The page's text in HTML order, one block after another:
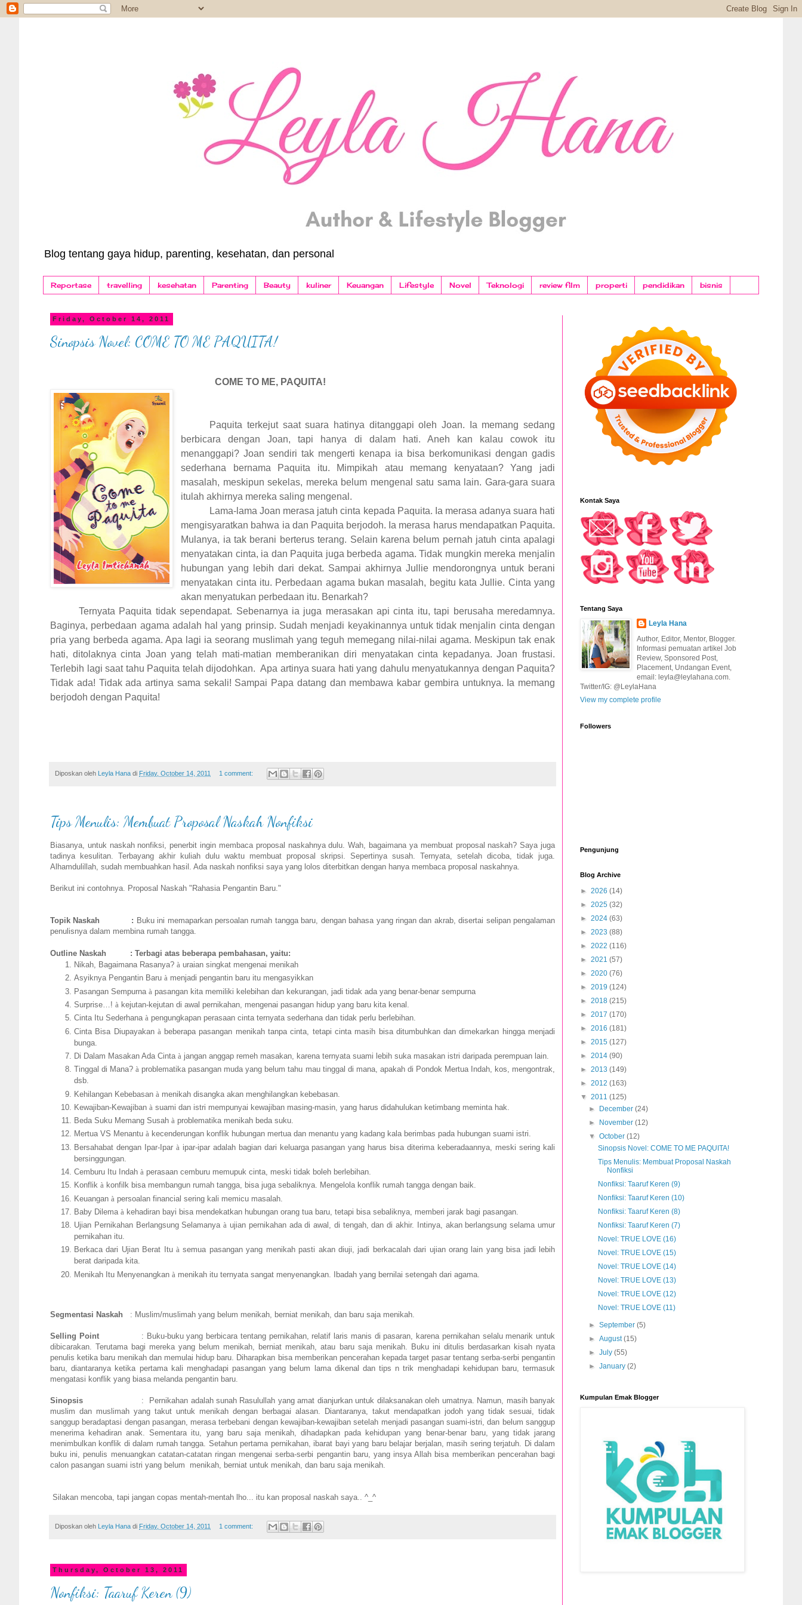
Blog tentang gaya hidup, parenting, kesehatan, dan personal
Reportase travelling kesehatan Parenting Beauty kuliner Keuangan Lifestyle Novel Teknologi review film properti pendidikan bisnis
Friday, October 14, 2011
Sinopsis Novel: COME TO ME PAQUITA!
COME TO ME, PAQUITA!
Paquita terkejut saat suara hatinya ditanggapi oleh Joan. Ia memang sedang
berbicara dengan Joan, tapi hanya di dalam hati. Aneh kan kalau cowok itu
menanggapi? Joan sendiri tak mengerti kenapa ia bisa berkomunikasi dengan gadis
sederhana bernama Paquita itu. Mimpikah atau memang kenyataan? Yang jadi
masalah, meskipun sekelas, mereka belum mengenal satu sama lain. Gara-gara suara
itulah akhirnya mereka saling mengenal.
Lama-lama Joan merasa jatuh cinta kepada Paquita. Ia merasa adanya suara hati
mengisyaratkan bahwa ia dan Paquita berjodoh. Ia merasa harus mendapatkan Paquita.
Mulanya, ia tak berani berterus terang. Selain karena belum pernah jatuh cinta apalagi
menyatakan cinta, ia dan Paquita juga berbeda agama. Tidak mungkin mereka menjalin
hubungan yang lebih dari dekat. Sampai akhirnya Jullie mendorongnya untuk berani
menyatakan cinta itu. Perbedaan agama bukan masalah, begitu kata Jullie. Cinta yang
akan menyatukan perbedaan itu. Benarkah?
Ternyata Paquita tidak sependapat. Sebenarnya ia juga merasakan api cinta itu, tapi berusaha meredamnya.
Baginya, perbedaan agama adalah hal yang prinsip. Sudah menjadi keyakinannya untuk tidak menjalin cinta dengan
pria yang berbeda agama. Apa lagi ia seorang muslimah yang teguh memegang nilai-nilai agama. Meskipun tak enak
hati, ditolaknya cinta Joan yang telah mati-matian memberanikan diri menyatakan cinta kepadanya. Joan frustasi.
Terlebih lagi saat tahu Paquita telah dijodohkan. Apa artinya suara hati yang dahulu menyatukannya dengan Paquita?
Tidak ada! Tidak ada artinya sama sekali! Sampai Papa datang dan membawa kabar gembira untuknya. Ia memang
berjodoh dengan Paquita!
Diposkan oleh Leyla Hana di Friday, October 14, 2011 1 comment:
Tips Menulis: Membuat Proposal Naskah Nonfiksi
Biasanya, untuk naskah nonfiksi, penerbit ingin membaca proposal naskahnya dulu. Wah, bagaimana ya membuat proposal naskah? Saya juga
tadinya kesulitan. Terbayang akhir kuliah dulu waktu membuat proposal skripsi. Sepertinya susah. Ternyata, setelah dicoba, tidak juga.
Alhamdulillah, sudah membuahkan hasil. Ada naskah nonfiksi saya yang lolos diterbitkan dengan hanya membaca proposal naskahnya.
Berikut ini contohnya. Proposal Naskah "Rahasia Pengantin Baru."
Topik Naskah : Buku ini memaparkan persoalan rumah tangga baru, dengan bahasa yang ringan dan akrab, disertai selipan pengalaman
penulisnya dalam membina rumah tangga.
Outline Naskah
: Terbagi atas beberapa pembahasan, yaitu:
Nikah, Bagaimana Rasanya? à uraian singkat mengenai menikah
Asyiknya Pengantin Baru à menjadi pengantin baru itu mengasyikkan
Pasangan Sempurna à pasangan kita memiliki kelebihan dan kekurangan, jadi tidak ada yang benar-benar sempurna
Surprise…! à kejutan-kejutan di awal pernikahan, mengenai pasangan hidup yang baru kita kenal.
Cinta Itu Sederhana à pengungkapan perasaan cinta ternyata sederhana dan tidak perlu berlebihan.
Cinta Bisa Diupayakan à beberapa pasangan menikah tanpa cinta, tetapi cinta masih bisa ditumbuhkan dan dimekarkan hingga menjadi
bunga.
Di Dalam Masakan Ada Cinta à jangan anggap remeh masakan, karena ternyata suami lebih suka masakan istri daripada perempuan lain.
Tinggal di Mana?à problematika pasangan muda yang belum tahu mau tinggal di mana, apakah di Pondok Mertua Indah, kos, mengontrak,
dsb.
Kehilangan Kebebasan à menikah disangka akan menghilangkan kebebasan.
Kewajiban-Kewajiban à suami dan istri mempunyai kewajiban masing-masin, yang harus didahulukan ketimbang meminta hak.
Beda Suku Memang Susah à problematika menikah beda suku.
Mertua VS Menantu à kecenderungan konflik hubungan mertua dan menantu yang kadang kala berimbas pada hubungan suami istri.
Bersahabat dengan Ipar-Ipar à ipar-ipar adalah bagian dari keluarga pasangan yang harus bisa diterima keberadaannya, meski sering kali
bersinggungan.
Cemburu Itu Indah à perasaan cemburu memupuk cinta, meski tidak boleh berlebihan.
Konflik à konfilk bisa membangun rumah tangga, bisa juga sebaliknya. Mengelola konflik rumah tangga dengan baik.
Keuangan à persoalan financial sering kali memicu masalah.
Baby Dilema à kehadiran bayi bisa mendekatkan hubungan orang tua baru, tetapi bisa sebaliknya, memberi jarak bagi pasangan.
Ujian Pernikahan Berlangsung Selamanyaà ujian pernikahan ada di awal, di tengah, dan di akhir. Intinya, akan berlangsung selama umur
pernikahan itu.
Berkaca dari Ujian Berat Ituà semua pasangan yang menikah pasti akan diuji, jadi berkacalah dari ujian orang lain yang bisa jadi lebih
berat daripada kita.
Menikah Itu Menyenangkan à menikah itu ternyata sangat menyenangkan. Ibadah yang bernilai setengah dari agama.
Segmentasi Naskah : Muslim/muslimah yang belum menikah, berniat menikah, dan baru saja menikah.
Selling Point
: Buku-buku yang berbicara tentang pernikahan, relatif laris manis di pasaran, karena pernikahan selalu menarik untuk
dibicarakan. Terutama bagi mereka yang belum menikah, berniat menikah, atau baru saja menikah. Buku ini ditulis berdasarkan kisah nyata
penulis ketika baru menikah dan memulai hidup baru. Diharapkan bisa memberikan pencerahan kepada target pasar tentang serba-serbi pengantin
baru, diantaranya ketika pertama kali menghadapi pasangan yang belum lama dikenal dan tips n trik menghadapi kehidupan baru, termasuk
mengatasi konflik yang biasa melanda pengantin baru
Sinopsis :
Pernikahan adalah sunah Rasulullah yang amat dianjurkan untuk dilaksanakan oleh umatnya. Namun, masih banyak
muslim dan muslimah yang takut untuk menikah dengan berbagai alasan. Diantaranya, takut mendapatkan jodoh yang tidak sesuai, tidak
sanggup beradaptasi dengan pasangan, merasa terbebani dengan kewajiban-kewajiban setelah menjadi pasangan suami-istri, dan belum sanggup
menerima kehadiran anak. Sementara itu, yang baru saja menikah, dihadapkan pada kehidupan yang benar-benar baru, yang tidak jarang
menimbulkan konflik di dalam rumah tangga. Setahun pertama pernikahan, ibarat bayi yang baru belajar berjalan, masih sering terjatuh . Di dalam
buku ini, penulis menuangkan catatan-catatan ringan mengenai serba-serbi pengantin baru, yang insya Allah bisa memberikan pencerahan bagi
calon pasangan suami istri yang belum
menikah, berniat untuk menikah, dan baru saja menikah.
Silakan mencoba, tapi jangan copas mentah-mentah lho... itu kan proposal naskah saya.. ^_^
Diposkan oleh Leyla Hana di Friday, October 14, 2011 1 comment:
Thursday, October 13, 2011
Nonfiksi: Taaruf Keren (9)
Kontak Saya
Tentang Saya
Leyla Hana
Author, Editor, Mentor, Blogger.
Informasi pemuatan artikel Job
Review, Sponsored Post,
Placement, Undangan Event,
email: leyla@leylahana.com.
Twitter/IG: @LeylaHana
View my complete profile
Followers
Pengunjung
Blog Archive
► 2026 (14)
► 2025 (32)
► 2024 (63)
► 2023 (88)
► 2022 (116)
► 2021 (57)
► 2020 (76)
► 2019 (124)
► 2018 (215)
► 2017 (170)
► 2016 (181)
► 2015 (127)
► 2014 (90)
► 2013 (149)
► 2012 (163)
▼ 2011 (125)
►
December(24)
►
November(12)
▼October(12)
Sinopsis Novel: COME TO ME PAQUITA!
Tips Menulis: Membuat Proposal Naskah
Nonfiksi
Nonfiksi: Taaruf Keren (9)
Nonfiksi: Taaruf Keren (10)
Nonfiksi: Taaruf Keren (8)
Nonfiksi: Taaruf Keren (7)
Novel: TRUE LOVE (16)
Novel: TRUE LOVE (15)
Novel: TRUE LOVE (14)
Novel: TRUE LOVE (13)
Novel: TRUE LOVE (12)
Novel: TRUE LOVE (11)
►September(5)
►August(15)
►July(55)
►January(2)
Kumpulan Emak Blogger